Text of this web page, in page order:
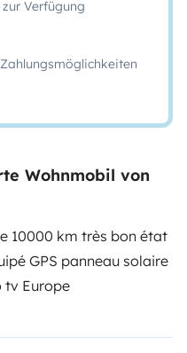
Verfügung
Wohnmobil von
10000 km très bon état
GPS panneau solaire
tv Europe